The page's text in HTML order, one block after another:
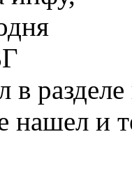
в
нашел и